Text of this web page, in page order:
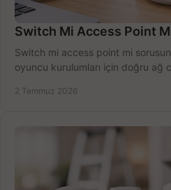
Switch Mi Access Point
Switch mi access point mi
oyuncu kurulumları için doğru ağ
2 Temmuz 2026